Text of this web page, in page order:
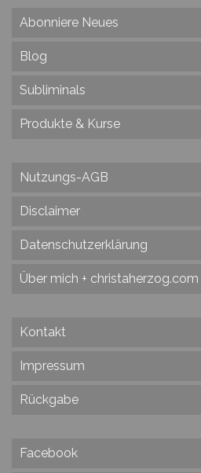
Abonniere Neues
Blog
Subliminals
Produkte & Kurse
Nutzungs-AGB
Disclaimer
Datenschutzerklärung
Über mich + christaherzog.com
Kontakt
Impressum
Rückgabe
Facebook